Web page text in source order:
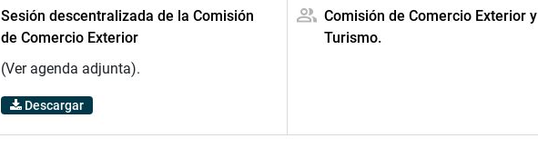
Sesión descentralizada de la Comisión
de Comercio Exterior
(Ver agenda adjunta).
Descargar
Comisión de Comercio Exterior y
Turismo.